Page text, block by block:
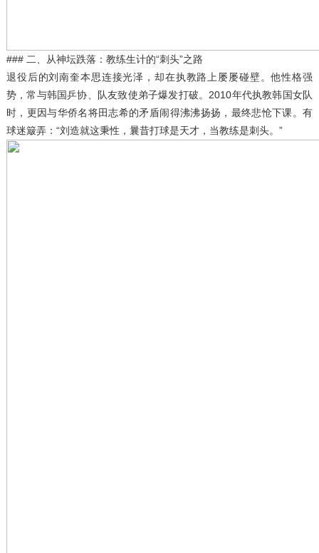
### 二、从神坛跌落：教练生计的“刺头”之路
退役后的刘南奎本思连接光泽，却在执教路上屡屡碰壁。他性格强
势，常与韩国乒协、队友致使弟子爆发打破。2010年代执教韩国女队
时，更因与华侨名将田志希的矛盾闹得沸沸扬扬，最终悲怆下课。有
球迷簸弄：“刘造就这秉性，曩昔打球是天才，当教练是刺头。”